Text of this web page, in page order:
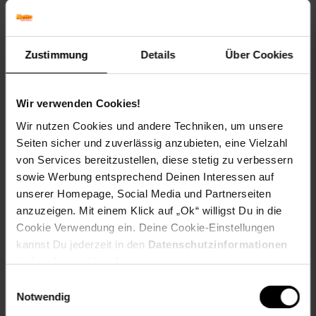
Zustimmung Details Über Cookies
Wir verwenden Cookies!
Wir nutzen Cookies und andere Techniken, um unsere
Seiten sicher und zuverlässig anzubieten, eine Vielzahl
von Services bereitzustellen, diese stetig zu verbessern
sowie Werbung entsprechend Deinen Interessen auf
unserer Homepage, Social Media und Partnerseiten
anzuzeigen. Mit einem Klick auf „Ok“ willigst Du in die
Cookie Verwendung ein. Deine Cookie-Einstellungen
kannst Du jederzeit in den Datenschutzinformationen
ändern bzw. widerrufen.
Notwendig
material-oberstoff-mittlerer-teil: 100% not_applicable
material-oberstoff-oberer-teil: 100% not_applicable
material-verzierung: 100% not_applicable
oberstoff_unterer_teil: 100% not_applicable
otto-anlaesse: Basic
otto-applikationen: Brandlabel innen, Logoschriftzug,
Logoprägung
otto-material: Leder
otto-optik: unifarben
proftextilpflege: Keine chemische Reinigung möglich
sleeve_material: 100% not_applicable
Gewählte Variante: